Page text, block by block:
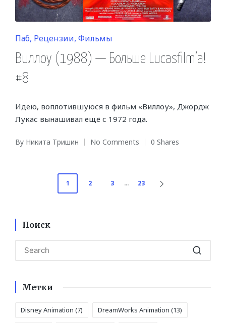
Posted
in
Паб Рецензии Фильмы
Виллоу (1988) — Больше Lucasfilm’a!
#8
Идею, воплотившуюся в фильм «Виллоу», Джордж
Лукас вынашивал ещё с 1972 года.
Posted
By Никита Тришин No Comments 0 Shares
Навигация
записям
1 2 3 … 23
Поиск
Метки
Disney Animation (7) DreamWorks Animation (13)